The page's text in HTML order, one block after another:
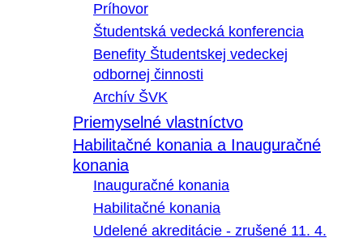
Príhovor
Študentská vedecká konferencia
Benefity Študentskej vedeckej
odbornej činnosti
Archív ŠVK
Priemyselné vlastníctvo
Habilitačné konania a Inauguračné
konania
Inauguračné konania
Habilitačné konania
Udelené akreditácie - zrušené 11. 4.